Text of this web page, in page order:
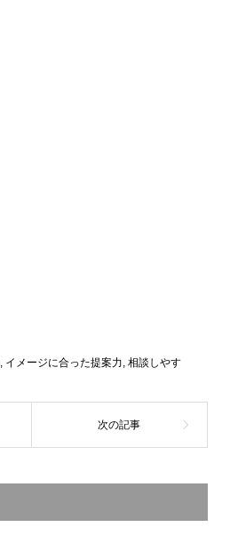
, イメージに合った提案力, 相談しやす